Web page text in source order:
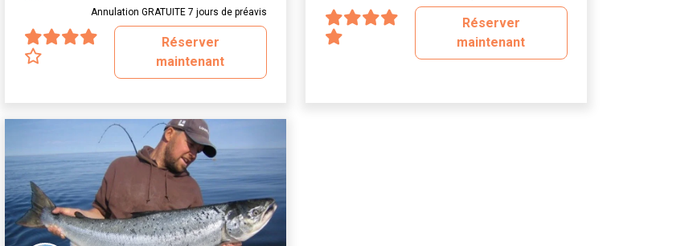
Annulation GRATUITE 7 jours de préavis
Réserver
maintenant
Réserver
maintenant